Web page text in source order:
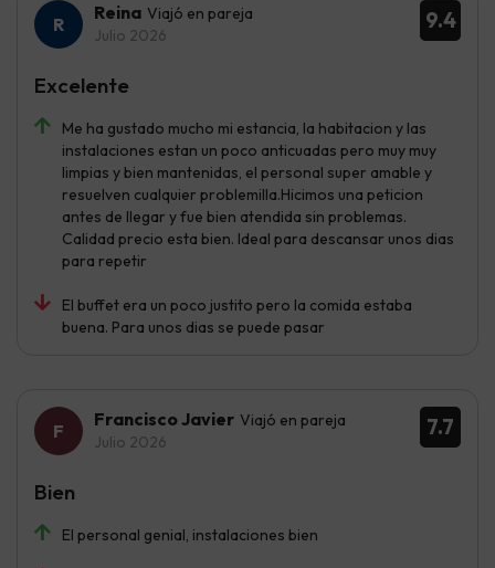
9.4
Reina Viajó en pareja
Julio 2026
Me ha gustado mucho mi estancia, la habitacion y las
instalaciones estan un poco anticuadas pero muy muy
limpias y bien mantenidas, el personal super amable y
resuelven cualquier problemilla.Hicimos una peticion
antes de llegar y fue bien atendida sin problemas.
Calidad precio esta bien. Ideal para descansar unos dias
para repetir
El buffet era un poco justito pero la comida estaba
buena. Para unos dias se puede pasar
Excelente
7.7
Francisco Javier Viajó en pareja
Julio 2026
El personal genial, instalaciones bien
Bien